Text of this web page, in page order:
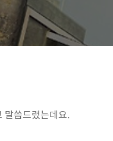
말씀드렸는데요.